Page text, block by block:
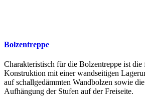
Bolzentreppe
Charakteristisch für die Bolzentreppe ist die
Konstruktion mit einer wandseitigen
auf schallgedämmten Wandbolzen sowie
Aufhängung der Stufen auf der Freiseite.